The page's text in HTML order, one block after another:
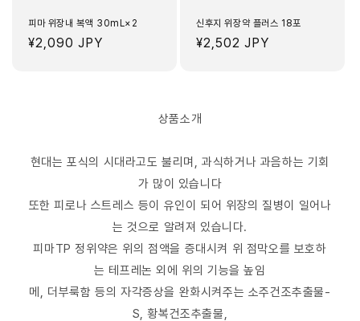
피마 위장내 복액 30mL×2
정
¥2,090 JPY
신후지 위장약 플러스 18포
정
¥2,502 JPY
상품소개
현대는 포식의 시대라고도 불리며, 과식하거나 과음하는 기회
가 많이 있습니다
또한 피로나 스트레스 등이 유인이 되어 위장의 질병이 일어나
는 것으로 알려져 있습니다.
피마TP 정위약은 위의 점액을 증대시켜 위 점막오를 보호하
는 테프레논 외에 위의 기능을 높임
메, 더부룩함 등의 자각증상을 완화시켜주는 소주건조추출물-
S, 황복건조추출물,